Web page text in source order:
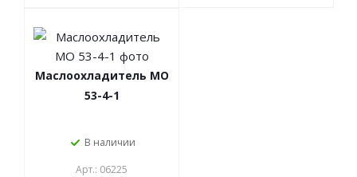
Маслоохладитель МО
53-4-1
В наличии
Арт.: 06225